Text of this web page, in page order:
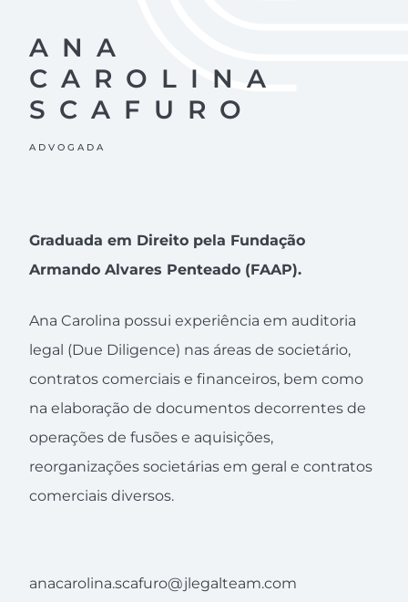
ANA
CAROLINA
SCAFURO
ADVOGADA
Graduada em Direito pela Fundação
Armando Alvares Penteado (FAAP).
Ana Carolina possui experiência em auditoria
legal (Due Diligence) nas áreas de societário,
contratos comerciais e financeiros, bem como
na elaboração de documentos decorrentes de
operações de fusões e aquisições,
reorganizações societárias em geral e contratos
comerciais diversos.
anacarolina.scafuro@jlegalteam.com